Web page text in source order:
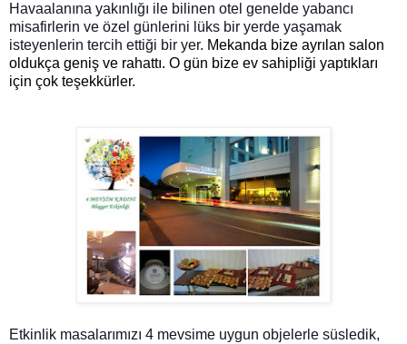
Havaalanına yakınlığı ile bilinen otel genelde yabancı
misafirlerin ve özel günlerini lüks bir yerde yaşamak
isteyenlerin tercih ettiği bir yer. Mekanda bize ayrılan salon
oldukça geniş ve rahattı. O gün bize ev sahipliği yaptıkları
için çok teşekkürler.
Etkinlik masalarımızı 4 mevsime uygun objelerle süsledik,